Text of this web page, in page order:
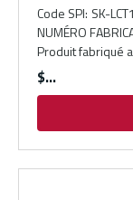
Code SPI: SK-
NUMÉRO
Produit fabriqué
$